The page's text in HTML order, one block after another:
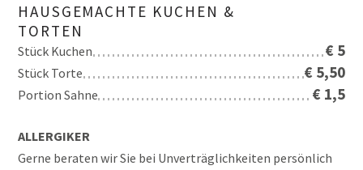
HAUSGEMACHTE KUCHEN &
TORTEN
Stück Kuchen € 5
Stück Torte € 5,50
Portion Sahne € 1,5
ALLERGIKER
Gerne beraten wir Sie bei Unverträglichkeiten persönlich